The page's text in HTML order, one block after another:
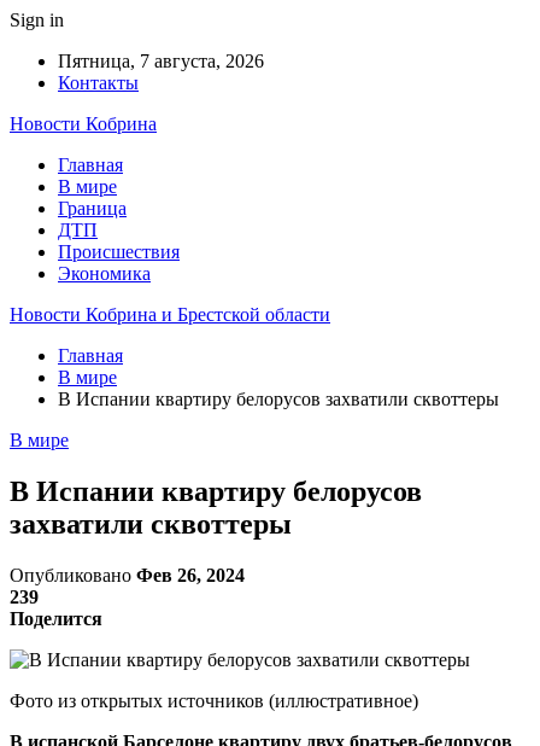
Sign in
Пятница, 7 августа, 2026
Контакты
Новости Кобрина
Главная
В мире
Граница
ДТП
Происшествия
Экономика
Новости Кобрина и Брестской области
Главная
В мире
В Испании квартиру белорусов захватили сквоттеры
В мире
В Испании квартиру белорусов
захватили сквоттеры
Опубликовано Фев 26, 2024
239
Поделится
Фото из открытых источников (иллюстративное)
В испанской Барселоне квартиру двух братьев-белорусов